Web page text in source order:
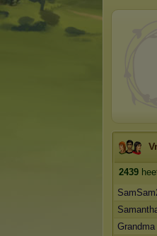
2439
Grandma